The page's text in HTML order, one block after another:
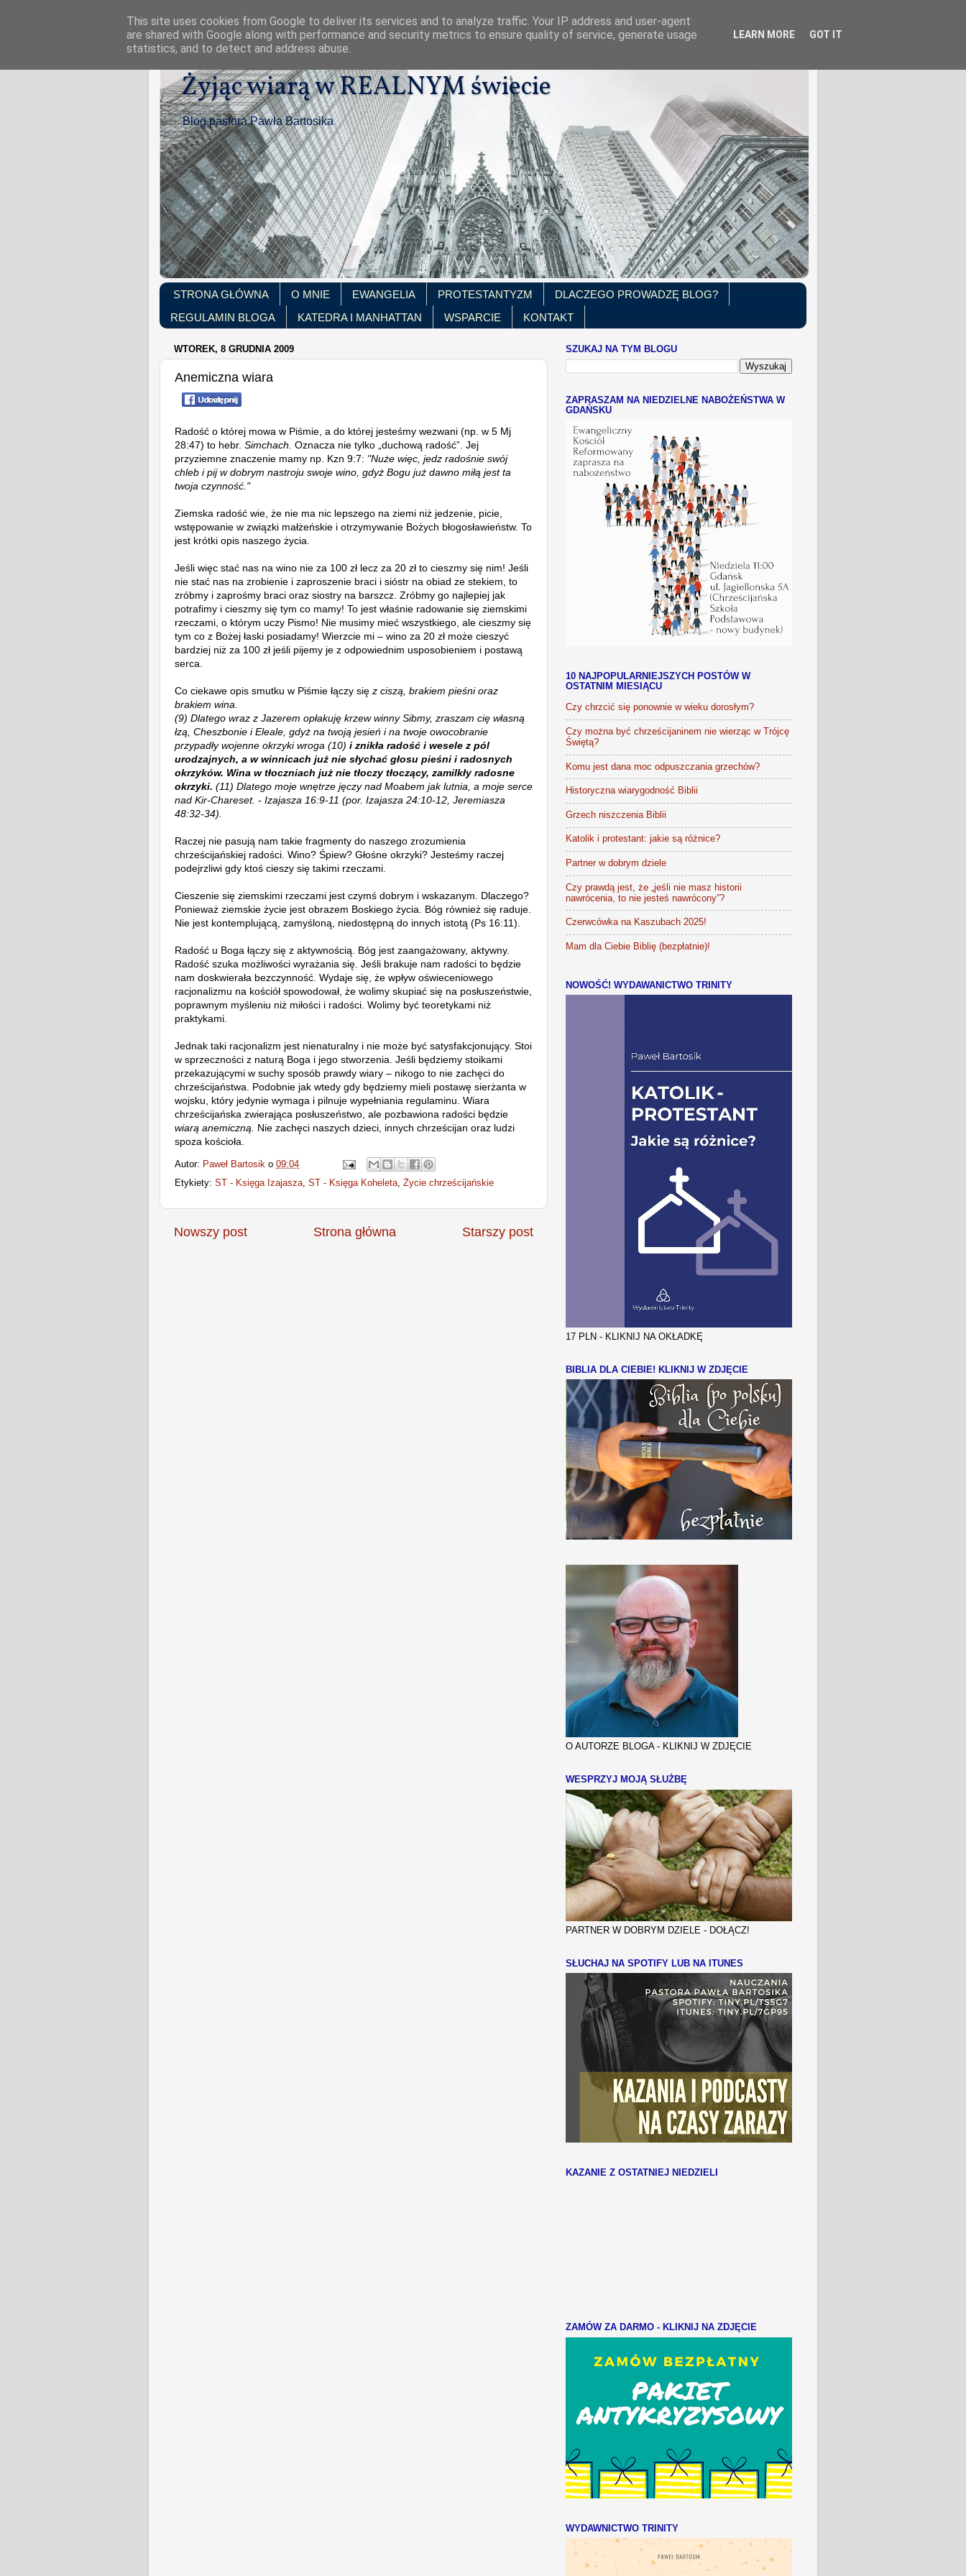
Żyjąc wiarą w REALNYM świecie
Blog pastora Pawła Bartosika
STRONA GŁÓWNA O MNIE EWANGELIA PROTESTANTYZM
DLACZEGO PROWADZĘ BLOG?
REGULAMIN BLOGA
KATEDRA I MANHATTAN WSPARCIE KONTAKT
WTOREK, 8 GRUDNIA 2009
Anemiczna wiara
Radość o której mowa w Piśmie, a do której jesteśmy wezwani (np. w 5 Mj
28:47) to hebr. Simchach. Oznacza nie tylko „duchową radość”. Jej
przyziemne znaczenie mamy np. Kzn 9:7: "Nuże więc, jedz radośnie swój
chleb i pij w dobrym nastroju swoje wino, gdyż Bogu już dawno miłą jest ta
twoja czynność."
Ziemska radość wie, że nie ma nic lepszego na ziemi niż jedzenie, picie,
wstępowanie w związki małżeńskie i otrzymywanie Bożych błogosławieństw. To
jest krótki opis naszego życia.
Jeśli więc stać nas na wino nie za 100 zł lecz za 20 zł to cieszmy się nim! Jeśli
nie stać nas na zrobienie i zaproszenie braci i sióstr na obiad ze stekiem, to
zróbmy i zaprośmy braci oraz siostry na barszcz. Zróbmy go najlepiej jak
potrafimy i cieszmy się tym co mamy! To jest właśnie radowanie się ziemskimi
rzeczami, o którym uczy Pismo! Nie musimy mieć wszystkiego, ale cieszmy się
tym co z Bożej łaski posiadamy! Wierzcie mi – wino za 20 zł może cieszyć
bardziej niż za 100 zł jeśli pijemy je z odpowiednim usposobieniem i postawą
serca.
Co ciekawe opis smutku w Piśmie łączy się z ciszą, brakiem pieśni oraz
brakiem wina.
(9) Dlatego wraz z Jazerem opłakuję krzew winny Sibmy, zraszam cię własną
łzą, Cheszbonie i Eleale, gdyż na twoją jesień i na twoje owocobranie
przypadły wojenne okrzyki wroga (10) i znikła radość i wesele z pól
urodzajnych, a w winnicach już nie słychać głosu pieśni i radosnych
okrzyków. Wina w tłoczniach już nie tłoczy tłoczący, zamilkły radosne
okrzyki. (11) Dlatego moje wnętrze jęczy nad Moabem jak lutnia, a moje serce
nad Kir-Chareset. - Izajasza 16:9-11 (por. Izajasza 24:10-12, Jeremiasza
48:32-34).
Raczej nie pasują nam takie fragmenty do naszego zrozumienia
chrześcijańskiej radości. Wino? Śpiew? Głośne okrzyki? Jesteśmy raczej
podejrzliwi gdy ktoś cieszy się takimi rzeczami.
Cieszenie się ziemskimi rzeczami jest czymś dobrym i wskazanym. Dlaczego?
Ponieważ ziemskie życie jest obrazem Boskiego życia. Bóg również się raduje.
Nie jest kontemplującą, zamyśloną, niedostępną do innych istotą (Ps 16:11).
Radość u Boga łączy się z aktywnością. Bóg jest zaangażowany, aktywny.
Radość szuka możliwości wyrażania się. Jeśli brakuje nam radości to będzie
nam doskwierała bezczynność. Wydaje się, że wpływ oświeceniowego
racjonalizmu na kościół spowodował, że wolimy skupiać się na posłuszeństwie,
poprawnym myśleniu niż miłości i radości. Wolimy być teoretykami niż
praktykami.
Jednak taki racjonalizm jest nienaturalny i nie może być satysfakcjonujący. Stoi
w sprzeczności z naturą Boga i jego stworzenia. Jeśli będziemy stoikami
przekazującymi w suchy sposób prawdy wiary – nikogo to nie zachęci do
chrześcijaństwa. Podobnie jak wtedy gdy będziemy mieli postawę sierżanta w
wojsku, który jedynie wymaga i pilnuje wypełniania regulaminu. Wiara
chrześcijańska zwierająca posłuszeństwo, ale pozbawiona radości będzie
wiarą anemiczną.
Nie zachęci naszych dzieci, innych chrześcijan oraz ludzi
spoza kościoła.
Autor: Paweł Bartosik o 09:04
Etykiety: ST - Księga Izajasza, ST - Księga Koheleta, Życie chrześcijańskie
Nowszy post Starszy post
Strona główna
SZUKAJ NA TYM BLOGU
ZAPRASZAM NA NIEDZIELNE NABOŻEŃSTWA W
GDAŃSKU
10 NAJPOPULARNIEJSZYCH POSTÓW W
OSTATNIM MIESIĄCU
Czy chrzcić się ponownie w wieku dorosłym?
Czy można być chrześcijaninem nie wierząc w Trójcę
Świętą?
Komu jest dana moc odpuszczania grzechów?
Historyczna wiarygodność Biblii
Grzech niszczenia Biblii
Katolik i protestant: jakie są różnice?
Partner w dobrym dziele
Czy prawdą jest, że „jeśli nie masz historii
nawrócenia, to nie jesteś nawrócony”?
Czerwcówka na Kaszubach 2025!
Mam dla Ciebie Biblię (bezpłatnie)!
NOWOŚĆ! WYDAWANICTWO TRINITY
17 PLN - KLIKNIJ NA OKŁADKĘ
BIBLIA DLA CIEBIE! KLIKNIJ W ZDJĘCIE
O AUTORZE BLOGA - KLIKNIJ W ZDJĘCIE
WESPRZYJ MOJĄ SŁUŻBĘ
PARTNER W DOBRYM DZIELE - DOŁĄCZ!
SŁUCHAJ NA SPOTIFY LUB NA ITUNES
KAZANIE Z OSTATNIEJ NIEDZIELI
ZAMÓW ZA DARMO - KLIKNIJ NA ZDJĘCIE
WYDAWNICTWO TRINITY
This site uses cookies from Google to deliver its services and to analyze traffic. Your IP address and user-agent
are shared with Google along with performance and security metrics to ensure quality of service, generate usage
statistics, and to detect and address abuse.
LEARN MORE GOT IT